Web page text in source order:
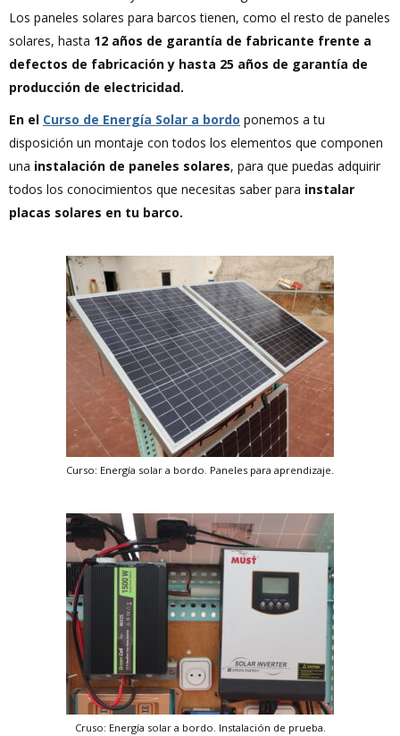
Los paneles solares para barcos tienen, como el resto de paneles
solares, hasta 12 años de garantía de fabricante frente a
defectos de fabricación y hasta 25 años de garantía de
producción de electricidad.
En el Curso de Energía Solar a bordo ponemos a tu
disposición un montaje con todos los elementos que componen
una instalación de paneles solares, para que puedas adquirir
todos los conocimientos que necesitas saber para instalar
placas solares en tu barco.
Curso: Energía solar a bordo. Paneles para aprendizaje.
Cruso: Energía solar a bordo. Instalación de prueba.